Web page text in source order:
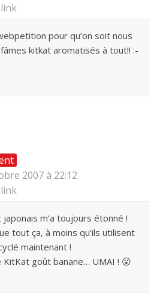
pour qu’on soit nous
kitkat aromatisés à tout!! :-
2007 à 22:12
m’a toujours étonné !
tout ça, à moins qu’ils utilisent
maintenant !
KitKat goût banane… UMAI ! 😮